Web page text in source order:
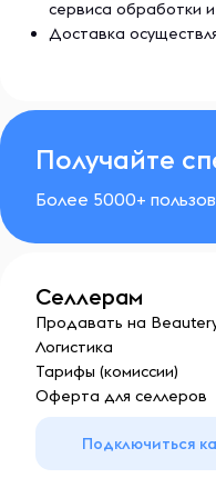
сервиса обработки
Доставка
Получайте
Более 5000+
Селлерам
Продавать на
Логистика
Тарифы (комиссии)
Оферта для селлеров
Подключиться